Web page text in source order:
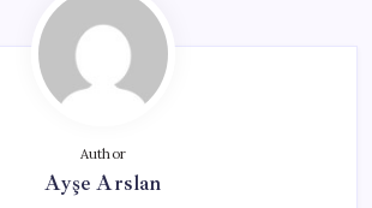
Author
Ayşe Arslan